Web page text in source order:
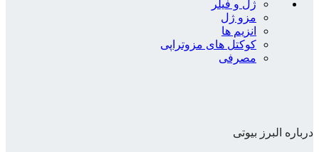
ژل و فیلر
مزو ژل
انزیم ها
کوکتل های مزوتراپی
مصرفی
درباره البرز بیوتی